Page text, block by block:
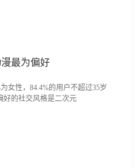
最为偏好
女性，84.4%的用户不超过35岁
好的社交风格是二次元